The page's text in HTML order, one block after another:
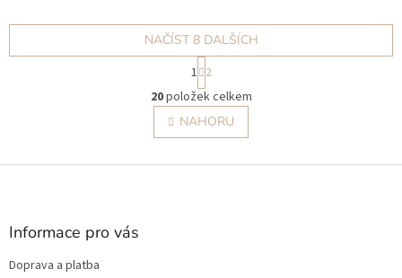
žádné dvě ovčí kůže nejsou
skandinávského stylu, je...
O
v
l
á
NAČÍST 8 DALŠÍCH
S
t
r
á
n
k
v
1 2
20položek celkem
NAHORU
Z
Informace pro vás
Doprava a platba